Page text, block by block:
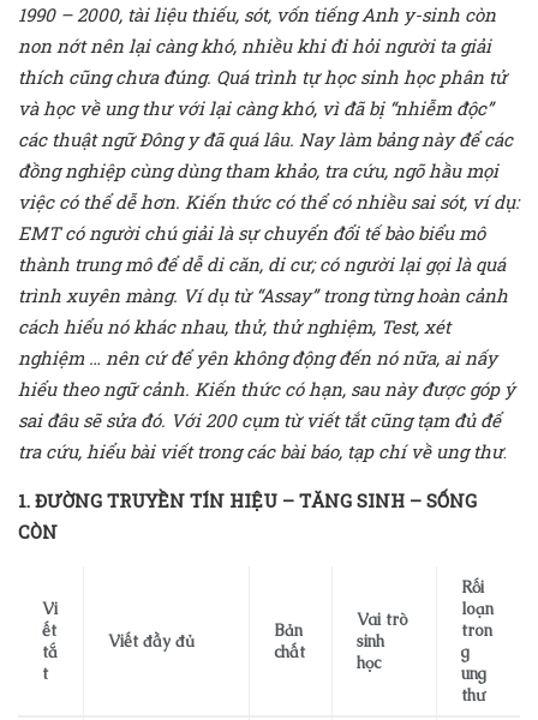
1990 – 2000, tài liệu thiếu, sót, vốn tiếng Anh y-sinh còn
non nớt nên lại càng khó, nhiều khi đi hỏi người ta giải
thích cũng chưa đúng. Quá trình tự học sinh học phân tử
và học về ung thư với lại càng khó, vì đã bị “nhiễm độc”
các thuật ngữ Đông y đã quá lâu. Nay làm bảng này để các
đồng nghiệp cùng dùng tham khảo, tra cứu, ngõ hầu mọi
việc có thể dễ hơn. Kiến thức có thể có nhiều sai sót, ví dụ:
EMT có người chú giải là sự chuyển đổi tế bào biểu mô
thành trung mô để dễ di căn, di cư; có người lại gọi là quá
trình xuyên màng. Ví dụ từ “Assay” trong từng hoàn cảnh
cách hiểu nó khác nhau, thử, thử nghiệm, Test, xét
nghiệm … nên cứ để yên không động đến nó nữa, ai nấy
hiểu theo ngữ cảnh. Kiến thức có hạn, sau này được góp ý
sai đâu sẽ sửa đó. Với 200 cụm từ viết tắt cũng tạm đủ để
tra cứu, hiểu bài viết trong các bài báo, tạp chí về ung thư.
1. ĐƯỜNG TRUYỀN TÍN HIỆU – TĂNG SINH – SỐNG
CÒN
Vi
ết
tắ
t
Viết đầy đủ
Bản
chất
Vai trò
sinh
học
Rối
loạn
tron
g
ung
thư